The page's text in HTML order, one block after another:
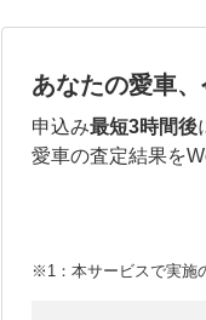
あなたの愛車、
申込み最短3時間後
愛車の査定結果を
※1：本サービスで実施